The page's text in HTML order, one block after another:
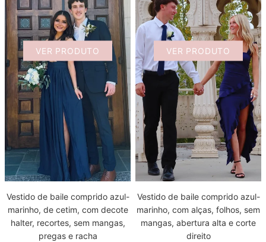
VER PRODUTO
Vestido de baile comprido azul-
marinho, de cetim, com decote
halter, recortes, sem mangas,
pregas e racha
VER PRODUTO
Vestido de baile comprido azul-
marinho, com alças, folhos, sem
mangas, abertura alta e corte
direito